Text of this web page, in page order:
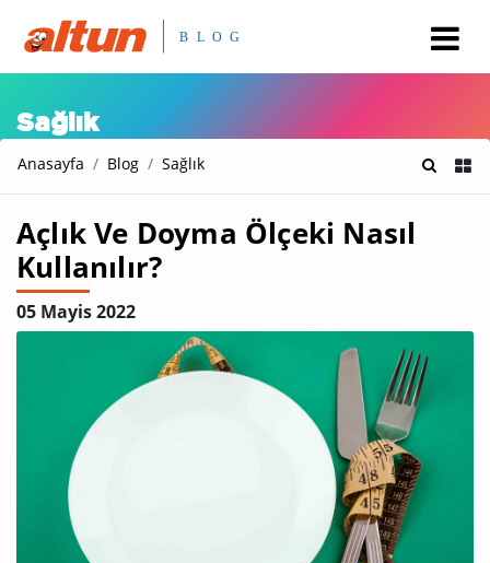
Sağlık
Anasayfa Blog Sağlık
Açlık Ve Doyma Ölçeki Nasıl
Kullanılır?
05 Mayis 2022